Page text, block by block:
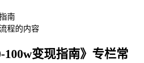
南
程的内容
100w变现指南》专栏常